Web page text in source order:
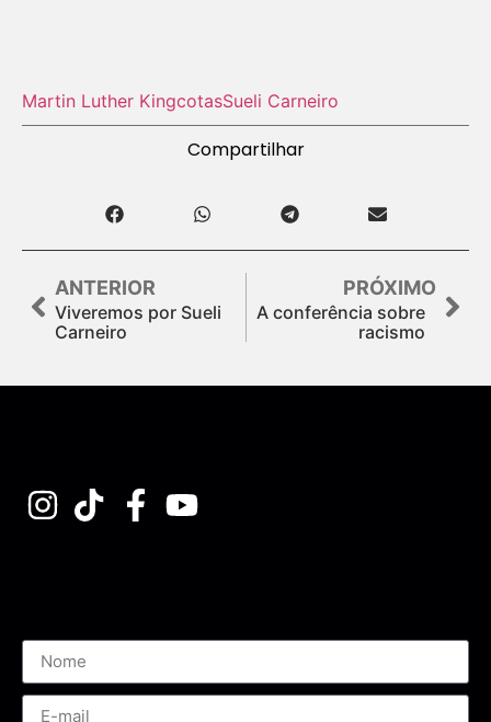
Martin Luther KingcotasSueli Carneiro
Compartilhar
ANTERIOR
Viveremos por Sueli
Carneiro
PRÓXIMO
A conferência sobre
racismo